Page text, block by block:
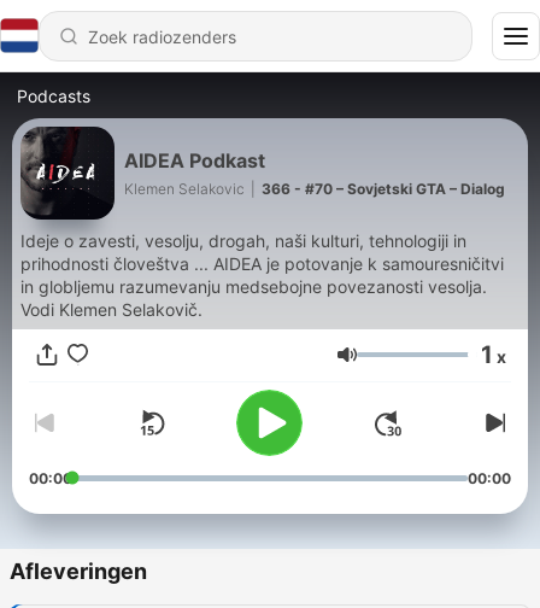
Podcasts
AIDEA Podkast
Klemen Selakovic 366 - #70 – Sovjetski GTA – Dialog
Ideje o zavesti, vesolju, drogah, naši kulturi, tehnologiji in
prihodnosti človeštva ... AIDEA je potovanje k samouresničitvi
in globljemu razumevanju medsebojne povezanosti vesolja.
Vodi Klemen Selakovič.
Volume 1 x
00:00 00:00
Afleveringen